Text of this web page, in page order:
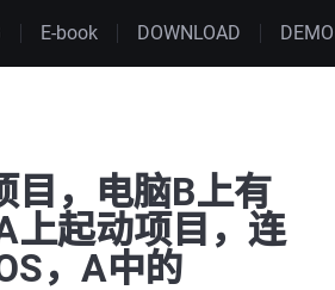
E-book DOWNLOAD DEMO
目，电脑B上有
上起动项目，连
，A中的